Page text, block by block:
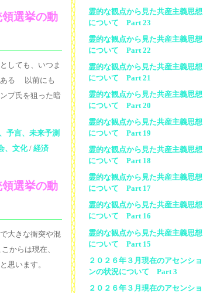
選挙の動
しても、いつま
ある 以前にも
プ氏を狙った暗
予言、未来予測
、文化/ 経済
選挙の動
大きな衝突や混
からは現在、
と思います。
霊的な観点から見た共産主義思想
について Part 23
霊的な観点から見た共産主義思想
について Part 22
霊的な観点から見た共産主義思想
について Part 21
霊的な観点から見た共産主義思想
について Part 20
霊的な観点から見た共産主義思想
について Part 19
霊的な観点から見た共産主義思想
について Part 18
霊的な観点から見た共産主義思想
について Part 17
霊的な観点から見た共産主義思想
について Part 16
霊的な観点から見た共産主義思想
について Part 15
２０２６年３月現在のアセンショ
ンの状況について Part 3
２０２６年３月現在のアセンショ